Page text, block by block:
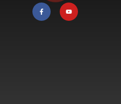
F
a
c
e
Y
o
t